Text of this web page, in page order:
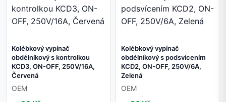
Kolébkový vypínač
obdélníkový s kontrolkou
KCD3, ON-OFF, 250V/16A,
Červená
OEM
Kolébkový vypínač
obdélníkový s podsvícením
KCD2, ON-OFF, 250V/6A,
Zelená
OEM